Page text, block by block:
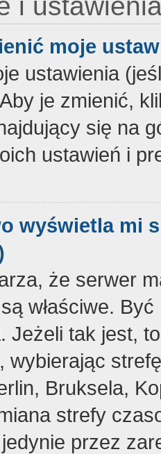
moje
ustawienia
je zmienić,
się na
ustawień i
wyświetla mi
że serwer
właściwe.
Jeżeli tak jest,
wybierając
Bruksela,
strefy
przez